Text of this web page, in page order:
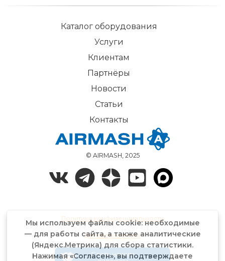
© AIRMASH, 2025
Каталог оборудования
Услуги
Клиентам
Партнёры
Новости
Статьи
Контакты
Политика конфиденциальности
Договор-оферта
Стать нашим
Мы используем файлы cookie: необходимые
— для работы сайта, а также аналитические
(Яндекс.Метрика) для сбора статистики.
Нажимая «Согласен», вы подтверждаете